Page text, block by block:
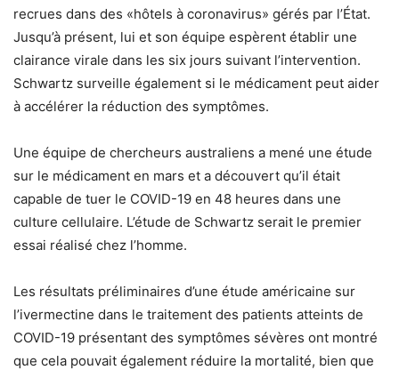
recrues dans des «hôtels à coronavirus» gérés par l’État.
Jusqu’à présent, lui et son équipe espèrent établir une
clairance virale dans les six jours suivant l’intervention.
Schwartz surveille également si le médicament peut aider
à accélérer la réduction des symptômes.
Une équipe de chercheurs australiens a mené une étude
sur le médicament en mars et a découvert qu’il était
capable de tuer le COVID-19 en 48 heures dans une
culture cellulaire. L’étude de Schwartz serait le premier
essai réalisé chez l’homme.
Les résultats préliminaires d’une étude américaine sur
l’ivermectine dans le traitement des patients atteints de
COVID-19 présentant des symptômes sévères ont montré
que cela pouvait également réduire la mortalité, bien que